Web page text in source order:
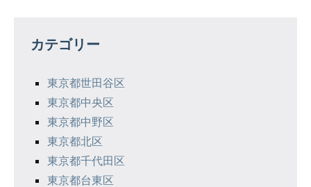
ー
カテゴリー
東京都世田谷区
東京都中央区
東京都中野区
東京都北区
東京都千代田区
東京都台東区